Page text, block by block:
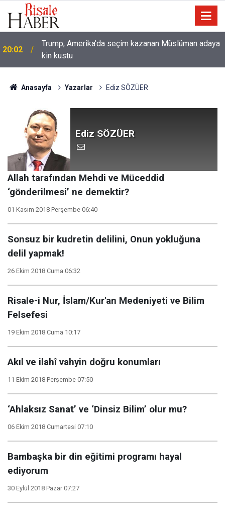
20:02
Trump, Amerika'da seçim kazanan Müslüman adaya
kin kustu
Anasayfa Yazarlar Ediz SÖZÜER
Ediz SÖZÜER
Allah tarafından Mehdi ve Müceddid
‘gönderilmesi’ ne demektir?
01 Kasım 2018 Perşembe 06:40
Sonsuz bir kudretin delilini, Onun yokluğuna
delil yapmak!
26 Ekim 2018 Cuma 06:32
Risale-i Nur, İslam/Kur'an Medeniyeti ve Bilim
Felsefesi
19 Ekim 2018 Cuma 10:17
Akıl ve ilahî vahyin doğru konumları
11 Ekim 2018 Perşembe 07:50
‘Ahlaksız Sanat’ ve ‘Dinsiz Bilim’ olur mu?
06 Ekim 2018 Cumartesi 07:10
Bambaşka bir din eğitimi programı hayal
ediyorum
30 Eylül 2018 Pazar 07:27